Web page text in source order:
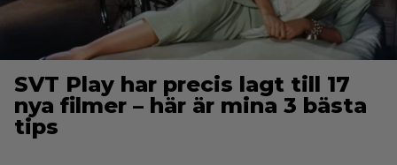
SVT Play har precis lagt till 17
nya filmer – här är mina 3 bästa
tips